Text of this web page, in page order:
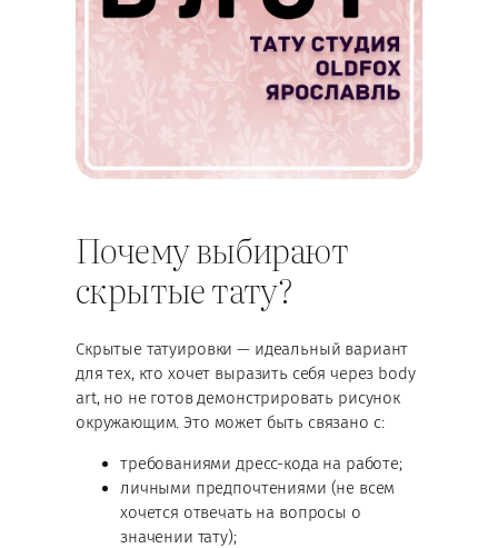
Почему выбирают
скрытые тату?
Скрытые татуировки — идеальный вариант
для тех, кто хочет выразить себя через body
art, но не готов демонстрировать рисунок
окружающим. Это может быть связано с:
требованиями дресс-кода на работе;
личными предпочтениями (не всем
хочется отвечать на вопросы о
значении тату);